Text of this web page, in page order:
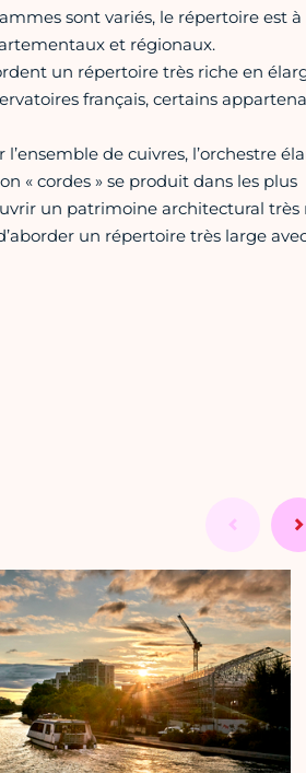
sont variés, le répertoire est à
et régionaux.
un répertoire très riche en
français, certains
de cuivres, l’orchestre
« cordes » se produit dans les plus
un patrimoine architectural très
un répertoire très large